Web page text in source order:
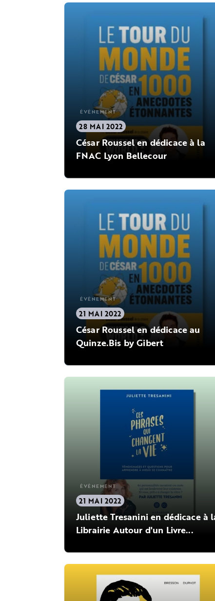
ÉVÈNEMENT
28 MAI 2022
César Roussel en dédicace à la
FNAC Lyon Bellecour
ÉVÈNEMENT
21 MAI 2022
César Roussel en dédicace au
Quinze.Bis by Gibert
ÉVÈNEMENT
21 MAI 2022
Juliette Tresanini en dédicace à
Librairie Autour d'un Livre...